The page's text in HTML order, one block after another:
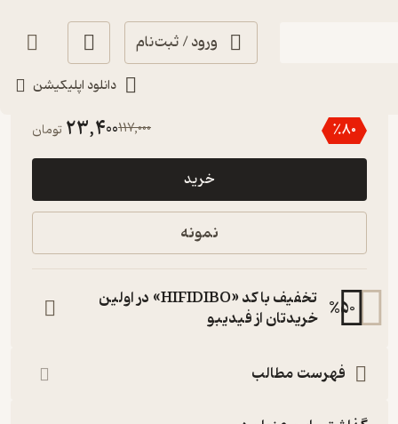
ورود / ثبت‌نام
دانلود اپلیکیشن
٪80
117,000
23,400 تومان
خرید
نمونه
%50
تخفیف با کد «HIFIDIBO» در اولین
خریدتان از فیدیبو
فهرست مطالب